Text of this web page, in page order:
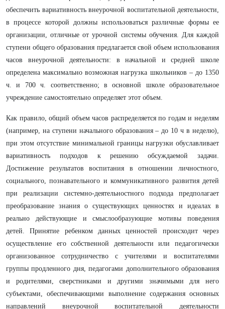
обеспечить вариативность внеурочной воспитательной деятельности,
в процессе которой должны использоваться различные формы ее
организации, отличные от урочной системы обучения. Для каждой
ступени общего образования предлагается свой объем использования
часов внеурочной деятельности: в начальной и средней школе
определена максимально возможная нагрузка школьников – до 1350
ч. и 700 ч. соответственно; в основной школе образовательное
учреждение самостоятельно определяет этот объем.
Как правило, общий объем часов распределяется по годам и неделям
(например, на ступени начального образования – до 10 ч в неделю),
при этом отсутствие минимальной границы нагрузки обуславливает
вариативность подходов к решению обсуждаемой задачи.
Достижение результатов воспитания в отношении личностного,
социального, познавательного и коммуникативного развития детей
при реализации системно-деятельностного подхода предполагает
преобразование знания о существующих ценностях и идеалах в
реально действующие и смыслообразующие мотивы поведения
детей. Принятие ребенком данных ценностей происходит через
осуществление его собственной деятельности или педагогически
организованное сотрудничество с учителями и воспитателями
группы продленного дня, педагогами дополнительного образования
и родителями, сверстниками и другими значимыми для него
субъектами, обеспечивающими выполнение содержания основных
направлений внеурочной воспитательной деятельности